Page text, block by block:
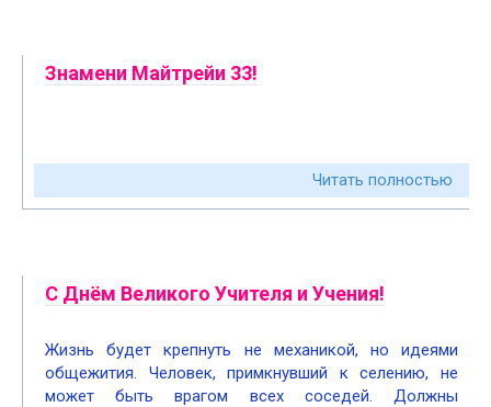
Знамени Майтрейи 33!
Читать полностью
С Днём Великого Учителя и Учения!
Жизнь будет крепнуть не механикой, но идеями
общежития. Человек, примкнувший к селению, не
может быть врагом всех соседей. Должны